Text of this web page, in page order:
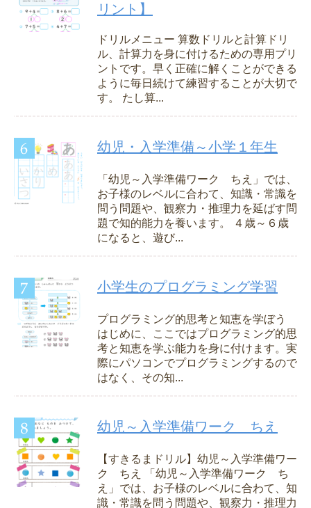
リント】
ドリルメニュー 算数ドリルと計算ドリ
ル、計算力を身に付けるための専用プリ
ントです。早く正確に解くことができる
ように毎日続けて練習することが大切で
す。 たし算...
幼児・入学準備～小学１年生
「幼児～入学準備ワーク ちえ」では、
お子様のレベルに合わて、知識・常識を
問う問題や、観察力・推理力を延ばす問
題で知的能力を養います。 ４歳～６歳
になると、遊び...
小学生のプログラミング学習
プログラミング的思考と知恵を学ぼう
はじめに、ここではプログラミング的思
考と知恵を学ぶ能力を身に付けます。実
際にパソコンでプログラミングするので
はなく、その知...
幼児～入学準備ワーク ちえ
【すきるまドリル】幼児～入学準備ワー
ク ちえ 「幼児～入学準備ワーク ち
え」では、お子様のレベルに合わて、知
識・常識を問う問題や、観察力・推理力